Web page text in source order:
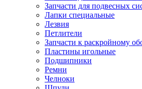
Запчасти для подвесных
Лапки специальные
Лезвия
Петлители
Запчасти к раскройному
Пластины игольные
Подшипники
Ремни
Челноки